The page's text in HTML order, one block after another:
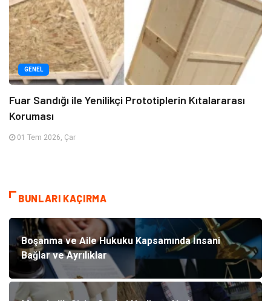
GENEL
Fuar Sandığı ile Yenilikçi Prototiplerin Kıtalararası
Koruması
01 Tem 2026, Çar
BUNLARI KAÇIRMA
Boşanma ve Aile Hukuku Kapsamında İnsani
Bağlar ve Ayrılıklar